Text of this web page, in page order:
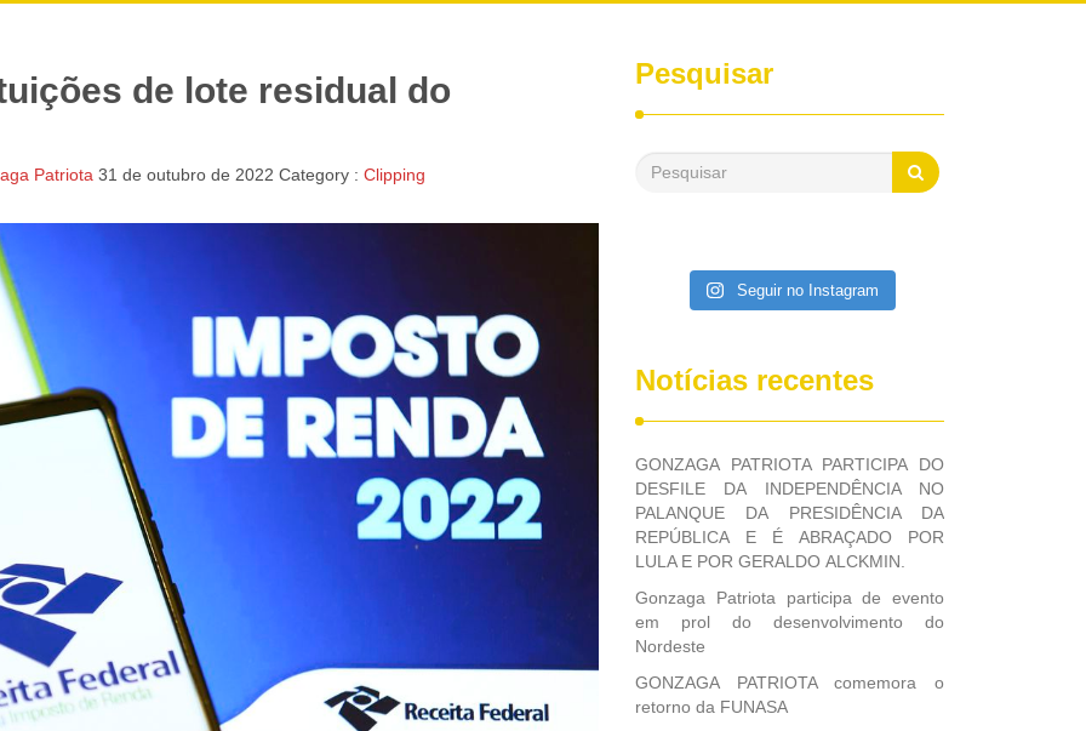
de lote residual do
Patriota 31 de outubro de 2022 Category : Clipping
Pesquisar
Seguir no Instagram
Notícias recentes
GONZAGA PATRIOTA PARTICIPA DO
DESFILE DA INDEPENDÊNCIA NO
PALANQUE DA PRESIDÊNCIA DA
REPÚBLICA E É ABRAÇADO POR
LULA E POR GERALDO ALCKMIN.
Gonzaga Patriota participa de evento
em prol do desenvolvimento do
Nordeste
GONZAGA PATRIOTA comemora o
retorno da FUNASA